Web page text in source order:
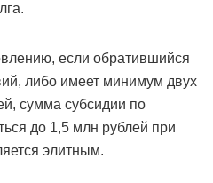
если обратившийся
либо имеет минимум двух
сумма субсидии по
до 1,5 млн рублей при
элитным.